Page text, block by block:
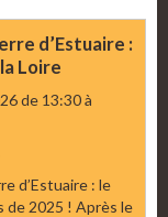
d’Estuaire :
Loire
de 13:30à
d’Estuaire : le
de 2025 ! Après le